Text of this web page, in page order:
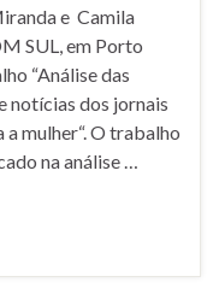
e Camila
SUL, em Porto
“Análise das
notícias dos jornais
mulher“. O trabalho
na análise …